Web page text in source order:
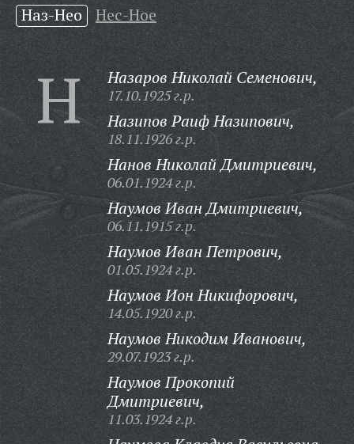
Наз-Нео Нес-Ное
Н Назаров Николай Семенович,
17.10.1925 г.р.
Назипов Раиф Назипович,
18.11.1926 г.р.
Нанов Николай Дмитриевич,
06.01.1924 г.р.
Наумов Иван Дмитриевич,
06.11.1915 г.р.
Наумов Иван Петрович,
01.05.1924 г.р.
Наумов Ион Никифорович,
14.05.1920 г.р.
Наумов Никодим Иванович,
29.07.1923 г.р.
Наумов Прокопий
Дмитриевич,
11.03.1924 г.р.